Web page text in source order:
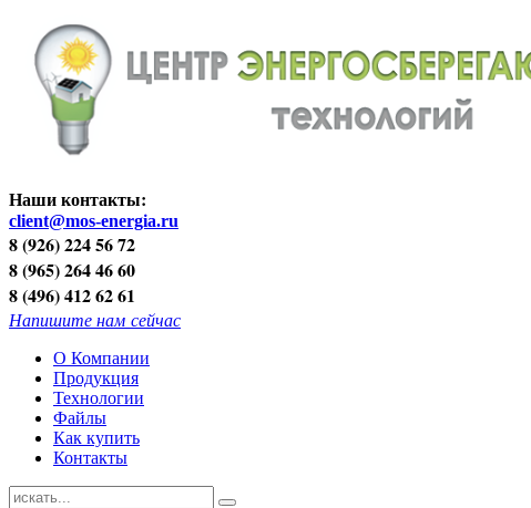
Наши контакты:
client@mos-energia.ru
8 (926) 224 56 72
8 (965) 264 46 60
8 (496) 412 62 61
Напишите нам сейчас
О Компании
Продукция
Технологии
Файлы
Как купить
Контакты